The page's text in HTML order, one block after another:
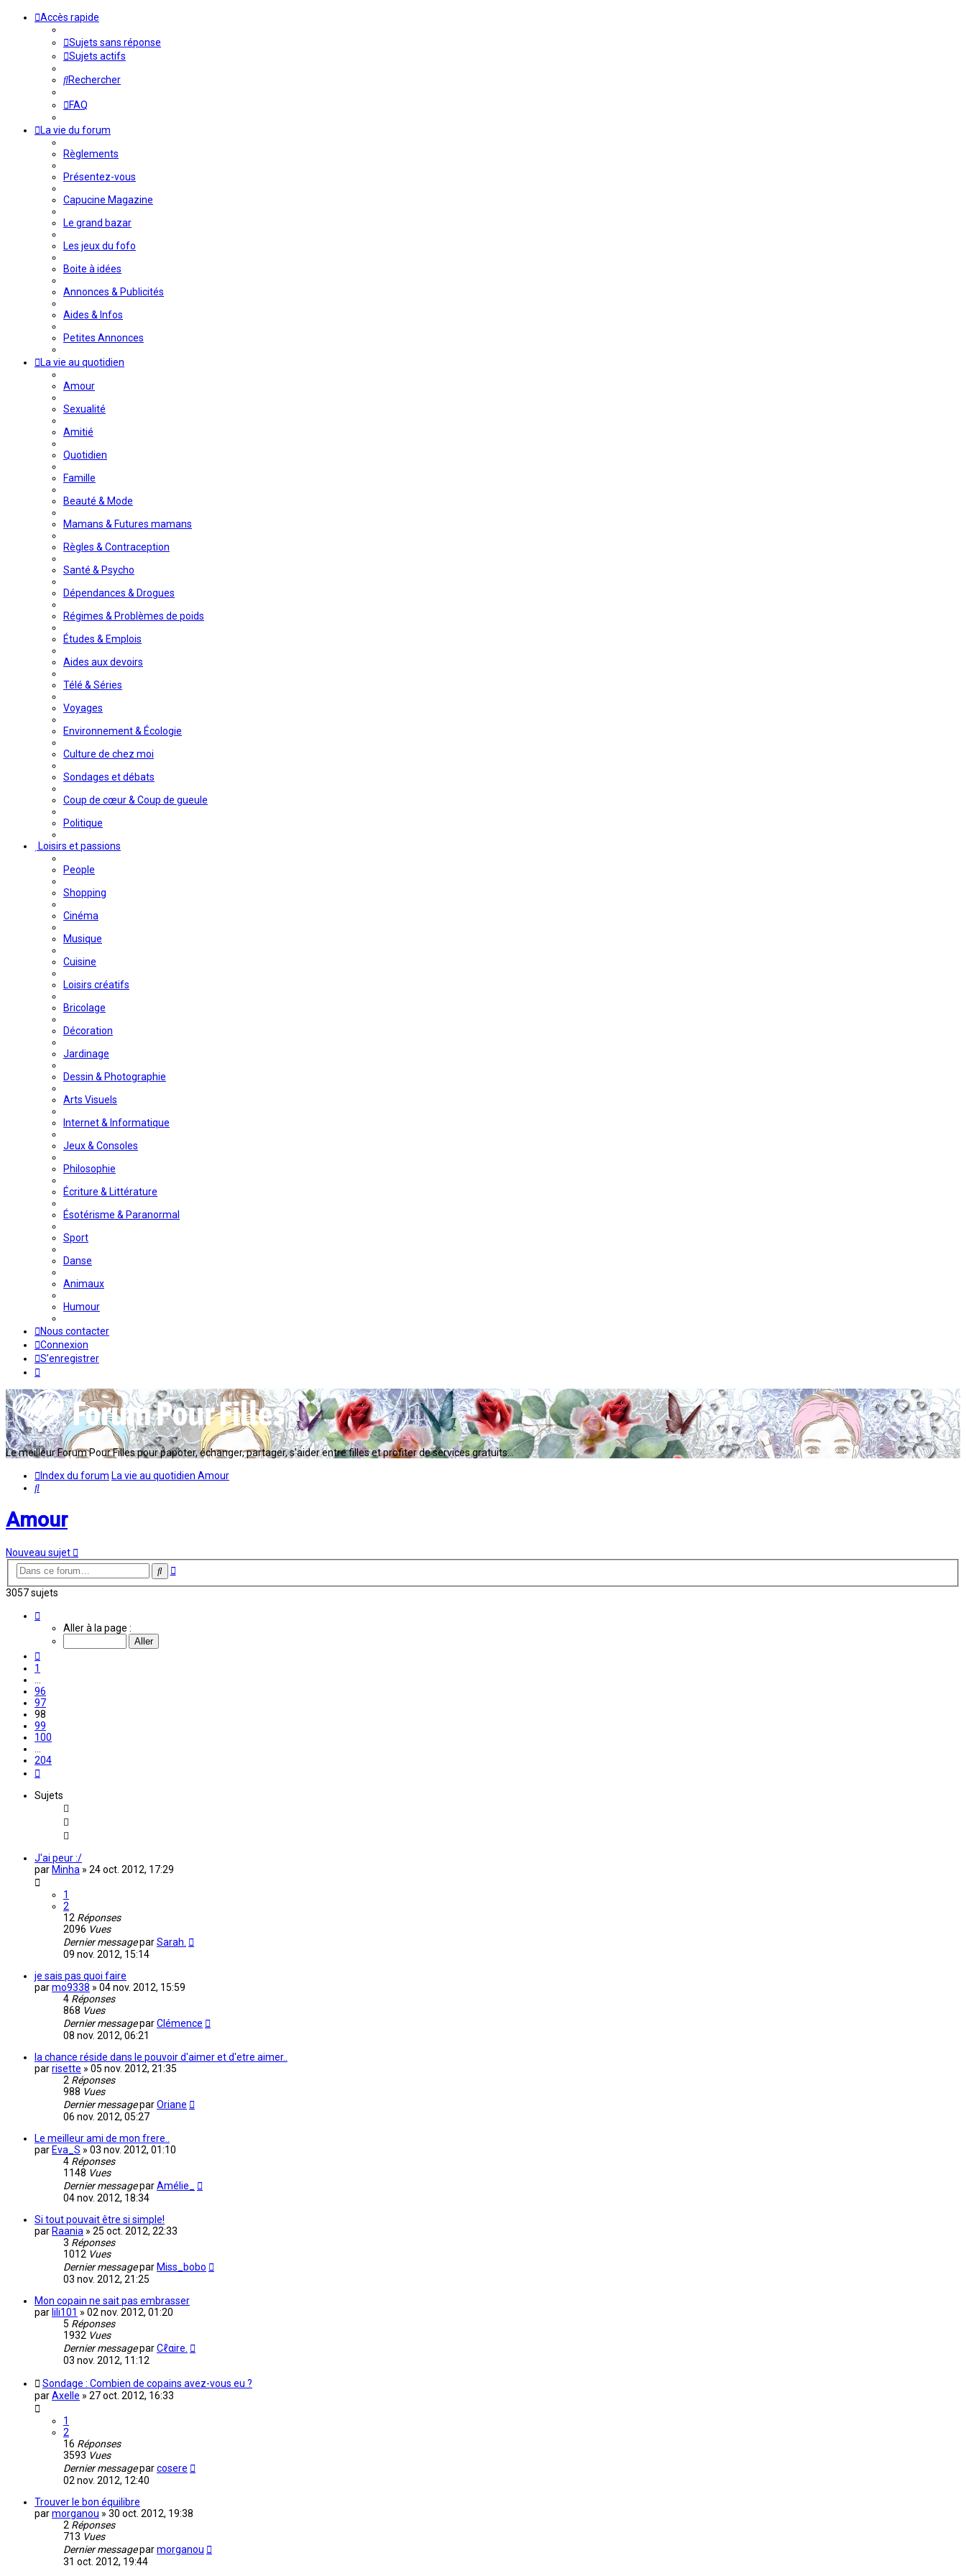
Accès rapide
Sujets sans réponse
Sujets actifs
Rechercher
FAQ
La vie du forum
Règlements
Présentez-vous
Capucine Magazine
Le grand bazar
Les jeux du fofo
Boite à idées
Annonces & Publicités
Aides & Infos
Petites Annonces
La vie au quotidien
Amour
Sexualité
Amitié
Quotidien
Famille
Beauté & Mode
Mamans & Futures mamans
Règles & Contraception
Santé & Psycho
Dépendances & Drogues
Régimes & Problèmes de poids
Études & Emplois
Aides aux devoirs
Télé & Séries
Voyages
Environnement & Écologie
Culture de chez moi
Sondages et débats
Coup de cœur & Coup de gueule
Politique
Loisirs et passions
People
Shopping
Cinéma
Musique
Cuisine
Loisirs créatifs
Bricolage
Décoration
Jardinage
Dessin & Photographie
Arts Visuels
Internet & Informatique
Jeux & Consoles
Philosophie
Écriture & Littérature
Ésotérisme & Paranormal
Sport
Danse
Animaux
Humour
Nous contacter
Connexion
S’enregistrer
Le meilleur Forum Pour Filles pour papoter, échanger, partager, s'aider entre filles et profiter de services gratuits...
Index du forum La vie au quotidien Amour
Rechercher
Amour
Nouveau sujet
Rechercher
Recherche
3057 sujets
Aller à la page :
1
96
97
98
99
100
204
Sujets
J'ai peur :/
par Minha » 24 oct. 2012, 17:29
1
2
12 Réponses
2096 Vues
Dernier messageparSarah.
09 nov. 2012, 15:14
je sais pas quoi faire
parmo9338 » 04 nov. 2012, 15:59
4 Réponses
868 Vues
Dernier messageparClémence
08 nov. 2012, 06:21
la chance réside dans le pouvoir d'aimer et d'etre aimer..
parrisette » 05 nov. 2012, 21:35
2 Réponses
988 Vues
Dernier messageparOriane
06 nov. 2012, 05:27
Le meilleur ami de mon frere..
par Eva_S » 03 nov. 2012, 01:10
4 Réponses
1148 Vues
Dernier messageparAmélie_
04 nov. 2012, 18:34
Si tout pouvait être si simple!
par Raania » 25 oct. 2012, 22:33
3 Réponses
1012 Vues
Dernier messagepar Miss_bobo
03 nov. 2012, 21:25
Mon copain ne sait pas embrasser
par lili101 » 02 nov. 2012, 01:20
5 Réponses
1932 Vues
Dernier messageparCℓαire.
03 nov. 2012, 11:12
Sondage : Combien de copains avez-vous eu ?
parAxelle » 27 oct. 2012, 16:33
1
2
16 Réponses
3593 Vues
Dernier messageparcosere
02 nov. 2012, 12:40
Trouver le bon équilibre
parmorganou » 30 oct. 2012, 19:38
2 Réponses
713 Vues
Dernier messageparmorganou
31 oct. 2012, 19:44